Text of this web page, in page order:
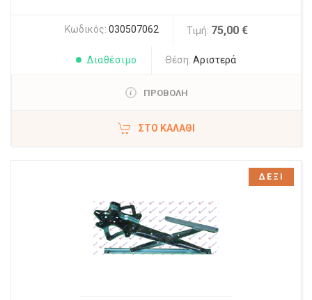
Κωδικός: 030507062 Τιμή: 75,00 €
Διαθέσιμο Θέση: Αριστερά
ΠΡΟΒΟΛΗ
ΣΤΟ ΚΑΛΆΘΙ
ΔΕΞΙ